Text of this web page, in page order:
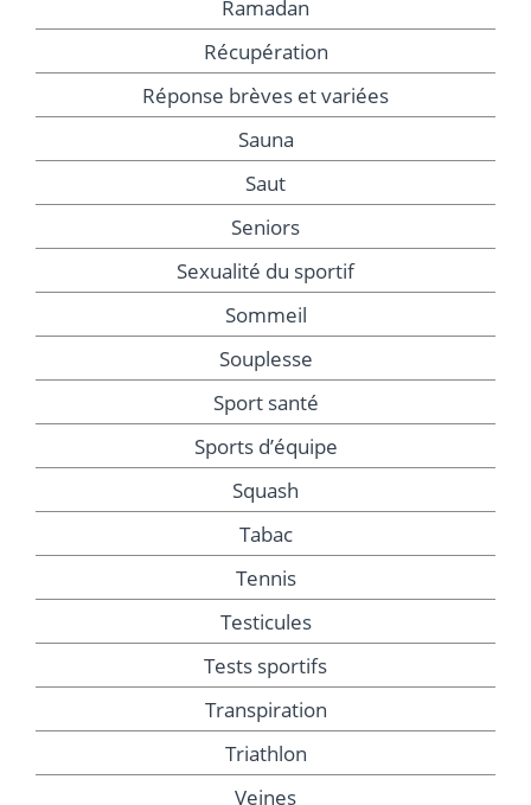
Ramadan
Récupération
Réponse brèves et variées
Sauna
Saut
Seniors
Sexualité du sportif
Sommeil
Souplesse
Sport santé
Sports d’équipe
Squash
Tabac
Tennis
Testicules
Tests sportifs
Transpiration
Triathlon
Veines